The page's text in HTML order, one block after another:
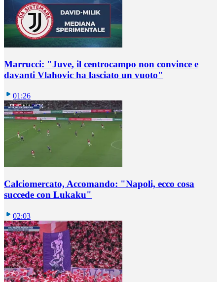
Marrucci: "Juve, il centrocampo non convince e
davanti Vlahovic ha lasciato un vuoto"
01:26
Calciomercato, Accomando: "Napoli, ecco cosa
succede con Lukaku"
02:03